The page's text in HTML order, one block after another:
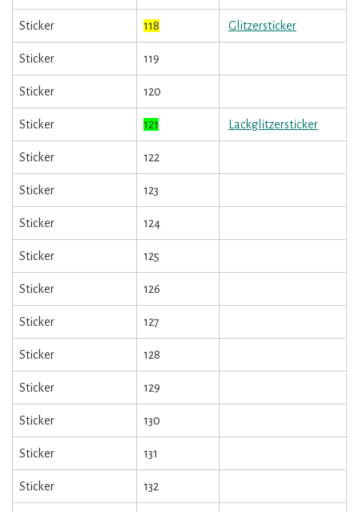
Sticker 118 Glitzersticker
Sticker 119
Sticker 120
Sticker 121 Lackglitzersticker
Sticker 122
Sticker 123
Sticker 124
Sticker 125
Sticker 126
Sticker 127
Sticker 128
Sticker 129
Sticker 130
Sticker 131
Sticker 132